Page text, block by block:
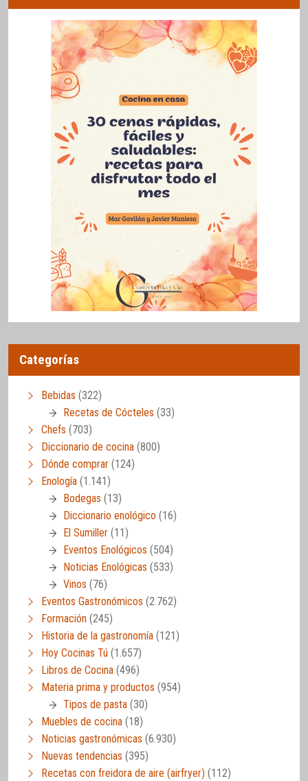
Categorías
Bebidas (322)
Recetas de Cócteles (33)
Chefs (703)
Diccionario de cocina (800)
Dónde comprar (124)
Enología (1.141)
Bodegas (13)
Diccionario enológico (16)
El Sumiller (11)
Eventos Enológicos (504)
Noticias Enológicas (533)
Vinos (76)
Eventos Gastronómicos (2.762)
Formación (245)
Historia de la gastronomía (121)
Hoy Cocinas Tú (1.657)
Libros de Cocina (496)
Materia prima y productos (954)
Tipos de pasta (30)
Muebles de cocina (18)
Noticias gastronómicas (6.930)
Nuevas tendencias (395)
Recetas con freidora de aire (airfryer) (112)